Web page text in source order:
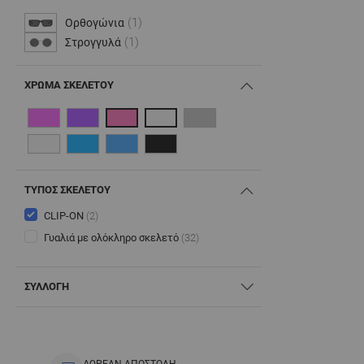
Ορθογώνια (1)
Στρογγυλά (1)
ΧΡΏΜΑ ΣΚΕΛΕΤΟΎ
ΤΎΠΟΣ ΣΚΕΛΕΤΟΎ
CLIP-ON (2)
Γυαλιά με ολόκληρο σκελετό (32)
ΣΥΛΛΟΓΗ